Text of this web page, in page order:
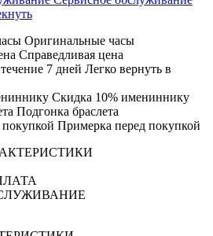
Оригинальные часы
Справедливая цена
Легко вернуть в
Скидка 10% имениннику
Подгонка браслета
Примерка перед покупкой